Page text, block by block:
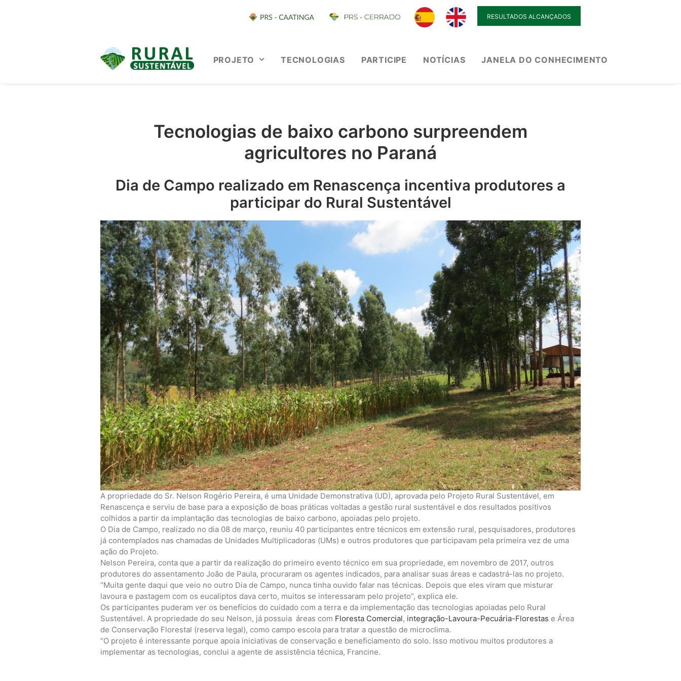
RESULTADOS ALCANÇADOS
PROJETO TECNOLOGIAS PARTICIPE NOTÍCIAS JANELA DO CONHECIMENTO
Tecnologias de baixo carbono surpreendem
agricultores no Paraná
Dia de Campo realizado em Renascença incentiva produtores a
participar do Rural Sustentável
A propriedade do Sr. Nelson Rogério Pereira, é uma Unidade Demonstrativa (UD), aprovada pelo Projeto Rural Sustentável, em
Renascença e serviu de base para a exposição de boas práticas voltadas a gestão rural sustentável e dos resultados positivos
colhidos a partir da implantação das tecnologias de baixo carbono, apoiadas pelo projeto.
O Dia de Campo, realizado no dia 08 de março, reuniu 40 participantes entre técnicos em extensão rural, pesquisadores, produtores
já contemplados nas chamadas de Unidades Multiplicadoras (UMs) e outros produtores que participavam pela primeira vez de uma
ação do Projeto.
Nelson Pereira, conta que a partir da realização do primeiro evento técnico em sua propriedade, em novembro de 2017, outros
produtores do assentamento João de Paula, procuraram os agentes indicados, para analisar suas áreas e cadastrá-las no projeto.
“Muita gente daqui que veio no outro Dia de Campo, nunca tinha ouvido falar nas técnicas. Depois que eles viram que misturar
lavoura e pastagem com os eucaliptos dava certo, muitos se interessaram pelo projeto”, explica ele.
Os participantes puderam ver os benefícios do cuidado com a terra e da implementação das tecnologias apoiadas pelo Rural
Sustentável. A propriedade do seu Nelson, já possuia áreas com Floresta Comercial, integração-Lavoura-Pecuária-Florestas e Área
de Conservação Florestal (reserva legal), como campo escola para tratar a questão de microclima.
“O projeto é interessante porque apoia iniciativas de conservação e beneficiamento do solo. Isso motivou muitos produtores a
implementar as tecnologias, conclui a agente de assistência técnica, Francine.